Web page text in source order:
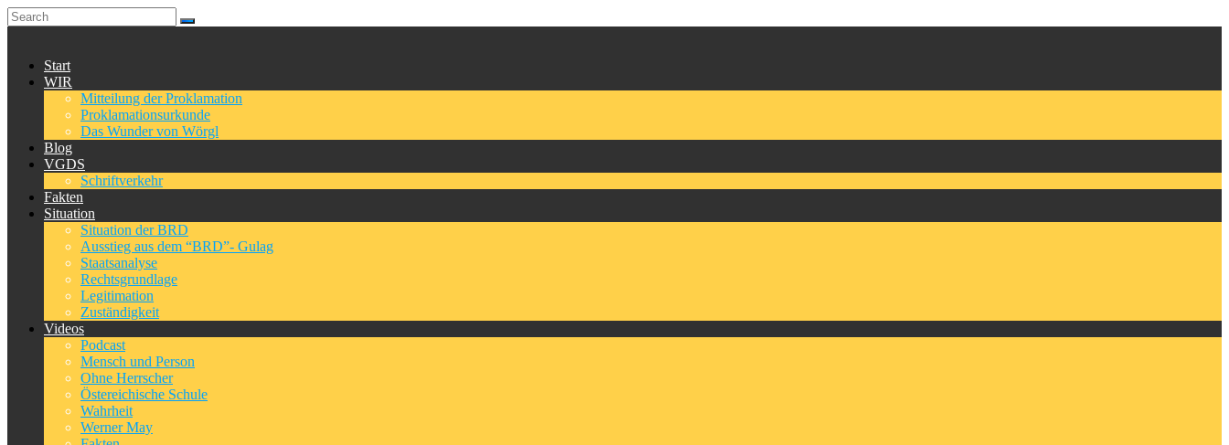
Start
WIR
Mitteilung der Proklamation
Proklamationsurkunde
Das Wunder von Wörgl
Blog
VGDS
Schriftverkehr
Fakten
Situation
Situation der BRD
Ausstieg aus dem “BRD”- Gulag
Staatsanalyse
Rechtsgrundlage
Legitimation
Zuständigkeit
Videos
Podcast
Mensch und Person
Ohne Herrscher
Östereichische Schule
Wahrheit
Werner May